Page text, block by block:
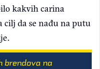
kakvih carina
da se nađu na putu
brendova na